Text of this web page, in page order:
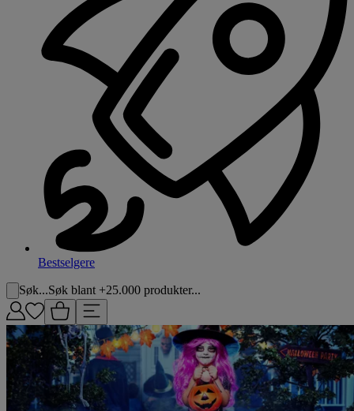
Bestselgere
Søk...Søk blant +25.000 produkter...